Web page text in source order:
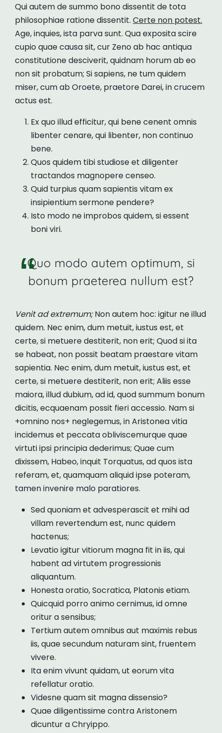
Qui autem de summo bono dissentit de tota
philosophiae ratione dissentit. Certe non potest.
Age, inquies, ista parva sunt. Qua exposita scire
cupio quae causa sit, cur Zeno ab hac antiqua
constitutione desciverit, quidnam horum ab eo
non sit probatum; Si sapiens, ne tum quidem
miser, cum ab Oroete, praetore Darei, in crucem
actus est.
Ex quo illud efficitur, qui bene cenent omnis
libenter cenare, qui libenter, non continuo
bene.
Quos quidem tibi studiose et diligenter
tractandos magnopere censeo.
Quid turpius quam sapientis vitam ex
insipientium sermone pendere?
Isto modo ne improbos quidem, si essent
boni viri.
Quo modo autem optimum, si
bonum praeterea nullum est?
Venit ad extremum;Non autem hoc: igitur ne illud
quidem. Nec enim, dum metuit, iustus est, et
certe, si metuere destiterit, non erit; Quod si ita
se habeat, non possit beatam praestare vitam
sapientia. Nec enim, dum metuit, iustus est, et
certe, si metuere destiterit, non erit; Aliis esse
maiora, illud dubium, ad id, quod summum bonum
dicitis, ecquaenam possit fieri accessio. Nam si
+omnino nos+ neglegemus, in Aristonea vitia
incidemus et peccata obliviscemurque quae
virtuti ipsi principia dederimus; Quae cum
dixissem, Habeo, inquit Torquatus, ad quos ista
referam, et, quamquam aliquid ipse poteram,
tamen invenire malo paratiores.
Sed quoniam et advesperascit et mihi ad
villam revertendum est, nunc quidem
hactenus;
Levatio igitur vitiorum magna fit in iis, qui
habent ad virtutem progressionis
aliquantum.
Honesta oratio, Socratica, Platonis etiam.
Quicquid porro animo cernimus, id omne
oritur a sensibus;
Tertium autem omnibus aut maximis rebus
iis, quae secundum naturam sint, fruentem
vivere.
Ita enim vivunt quidam, ut eorum vita
refellatur oratio.
Videsne quam sit magna dissensio?
Quae diligentissime contra Aristonem
dicuntur a Chryippo.